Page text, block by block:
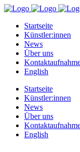
Startseite
Künstler:innen
News
Über uns
English
Startseite
Künstler:innen
News
Über uns
English